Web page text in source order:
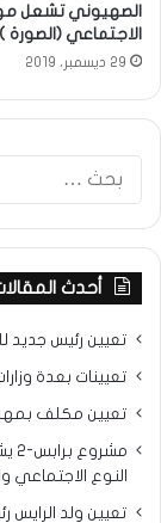
الصهيوني تشعل
الاجتماعي (الصورة )
29 ديسمبر، 2019
أحدث
تعيين رئيس جديد
تعيينات بعدة
تعيين مكلف
النوع الاجتماعي
تعيين ولد الرايس